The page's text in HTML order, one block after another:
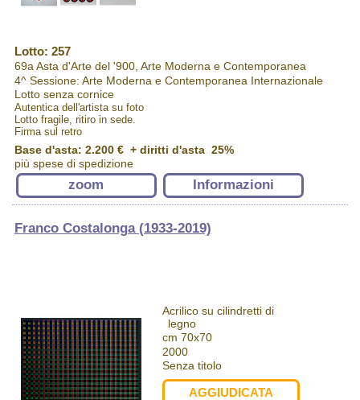
Lotto: 257
69a Asta d'Arte del '900, Arte Moderna e Contemporanea
4^ Sessione: Arte Moderna e Contemporanea Internazionale
Lotto senza cornice
Autentica dell'artista su foto
Lotto fragile, ritiro in sede.
Firma sul retro
Base d'asta: 2.200 € + diritti d'asta 25%
più spese di spedizione
zoom Informazioni
Franco Costalonga (1933-2019)
Acrilico su cilindretti di
legno
cm 70x70
2000
Senza titolo
AGGIUDICATA